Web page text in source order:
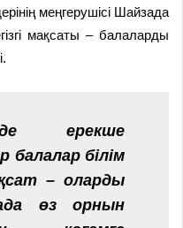
меңгерушісі Шайзада
мақсаты – балаларды
ерекше
балалар білім
– оларды
өз орнын